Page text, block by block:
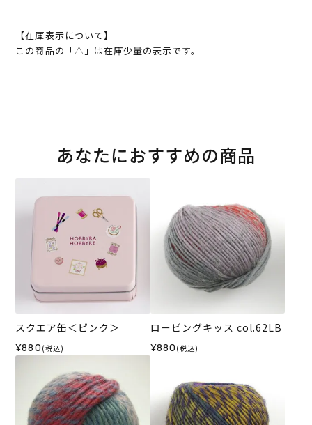
【在庫表示について】
この商品の「△」は在庫少量の表示です。
あなたにおすすめの商品
スクエア缶＜ピンク＞
¥880 (税込)
ロービングキッス col.62LB
¥880 (税込)